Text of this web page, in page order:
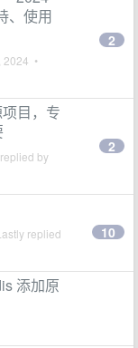
、使用
2024 •
2
目，专
by
2
replied
10
添加原